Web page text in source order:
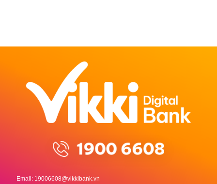
Email: 19006608@vikkibank.vn